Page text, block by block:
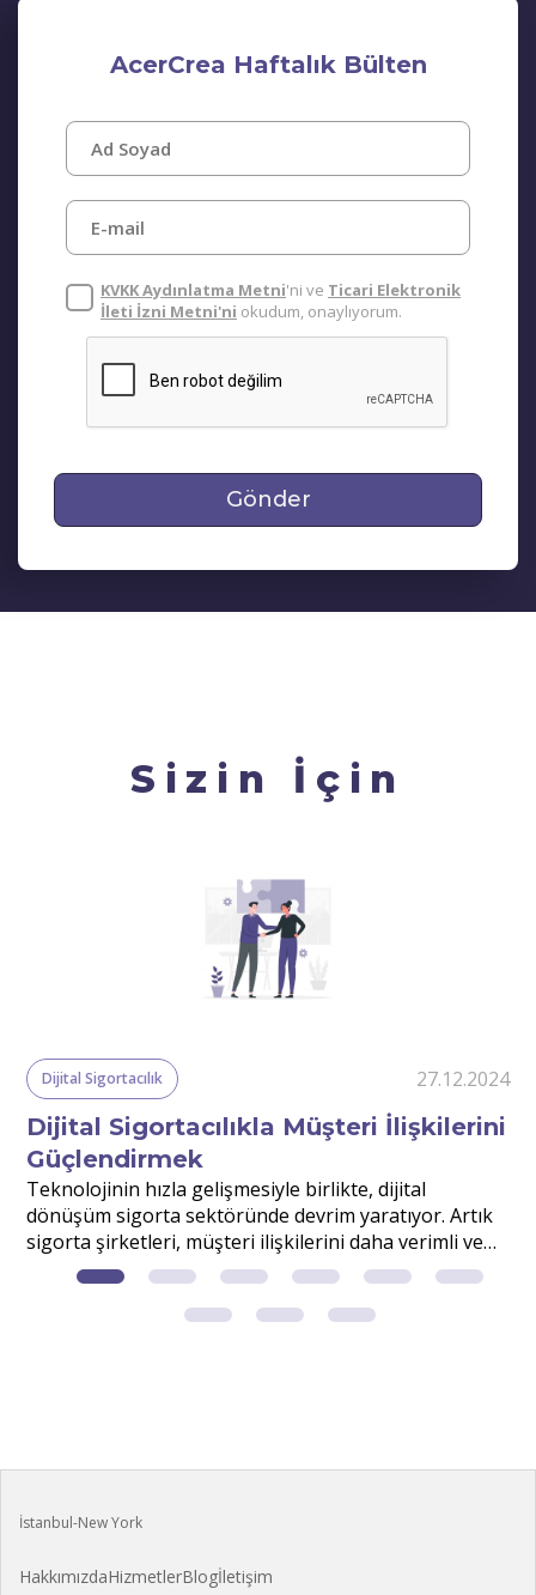
AcerCrea Haftalık Bülten
KVKK Aydınlatma Metni'ni ve Ticari Elektronik
İleti İzni Metni'ni okudum, onaylıyorum.
Gönder
Sizin İçin
Dijital Sigortacılık 27.12.2024
Dijital Sigortacılıkla Müşteri İlişkilerini
Güçlendirmek
Teknolojinin hızla gelişmesiyle birlikte, dijital
dönüşüm sigorta sektöründe devrim yaratıyor. Artık
sigorta şirketleri, müşteri ilişkilerini daha verimli ve
etkili yönetmek için dijital çözümlerden faydalanıyor.
İstanbul-New York
HakkımızdaHizmetlerBlogİletişim